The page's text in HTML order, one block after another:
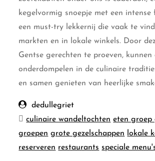
kegelvormig snoepje met een intense
een must-try lekkernij die vaak te
markten en in lokale winkels. Door
Gentse gerechten te proeven, kunnen
onderdompelen in de culinaire
en samen genieten van heerlijke
dedullegriet
culinaire wandeltochten eten groep
groepen grote gezelschappen
lokale
reserveren restaurants speciale